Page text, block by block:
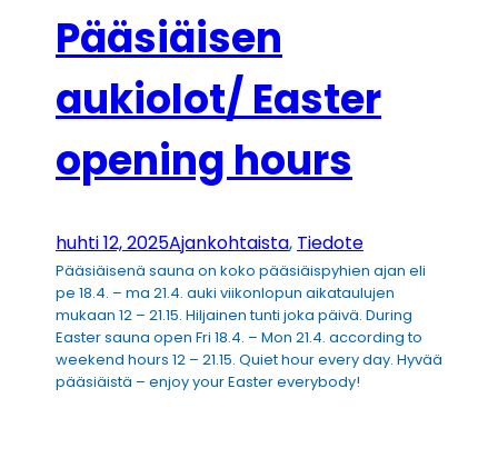
Pääsiäisen
aukiolot/ Easter
opening hours
huhti 12, 2025Ajankohtaista, Tiedote
Pääsiäisenä sauna on koko pääsiäispyhien ajan eli
pe 18.4. – ma 21.4. auki viikonlopun aikataulujen
mukaan 12 – 21.15. Hiljainen tunti joka päivä. During
Easter sauna open Fri 18.4. – Mon 21.4. according to
weekend hours 12 – 21.15. Quiet hour every day. Hyvää
pääsiäistä – enjoy your Easter everybody!